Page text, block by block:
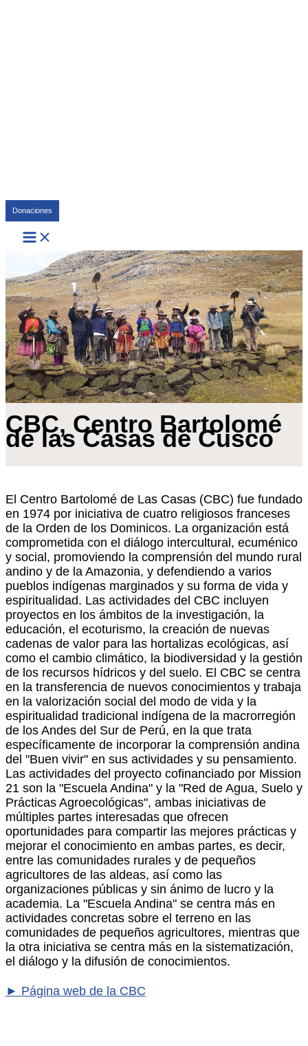
Donaciones
CBC, Centro Bartolomé
de las Casas de Cusco
El Centro Bartolomé de Las Casas (CBC) fue fundado
en 1974 por iniciativa de cuatro religiosos franceses
de la Orden de los Dominicos. La organización está
comprometida con el diálogo intercultural, ecuménico
y social, promoviendo la comprensión del mundo rural
andino y de la Amazonia, y defendiendo a varios
pueblos indígenas marginados y su forma de vida y
espiritualidad. Las actividades del CBC incluyen
proyectos en los ámbitos de la investigación, la
educación, el ecoturismo, la creación de nuevas
cadenas de valor para las hortalizas ecológicas, así
como el cambio climático, la biodiversidad y la gestión
de los recursos hídricos y del suelo. El CBC se centra
en la transferencia de nuevos conocimientos y trabaja
en la valorización social del modo de vida y la
espiritualidad tradicional indígena de la macrorregión
de los Andes del Sur de Perú, en la que trata
específicamente de incorporar la comprensión andina
del "Buen vivir" en sus actividades y su pensamiento.
Las actividades del proyecto cofinanciado por Mission
21 son la "Escuela Andina" y la "Red de Agua, Suelo y
Prácticas Agroecológicas", ambas iniciativas de
múltiples partes interesadas que ofrecen
oportunidades para compartir las mejores prácticas y
mejorar el conocimiento en ambas partes, es decir,
entre las comunidades rurales y de pequeños
agricultores de las aldeas, así como las
organizaciones públicas y sin ánimo de lucro y la
academia. La "Escuela Andina" se centra más en
actividades concretas sobre el terreno en las
comunidades de pequeños agricultores, mientras que
la otra iniciativa se centra más en la sistematización,
el diálogo y la difusión de conocimientos.
► Página web de la CBC